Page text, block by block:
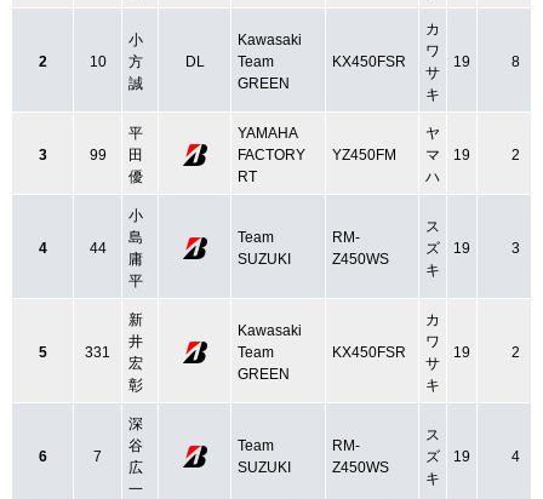
2 10
小
方
誠
DL
Kawasaki
Team
GREEN
KX450FSR
カ
ワ
サ
キ
19 8
3 99
平
田
優
YAMAHA
FACTORY
RT
YZ450FM
ヤ
マ
ハ
19 2
4 44
小
島
庸
平
Team
SUZUKI
RM-
Z450WS
ス
ズ
キ
19 3
5 331
新
井
宏
彰
Kawasaki
Team
GREEN
KX450FSR
カ
ワ
サ
キ
19 2
6 7
深
谷
広
一
Team
SUZUKI
RM-
Z450WS
ス
ズ
キ
19 4